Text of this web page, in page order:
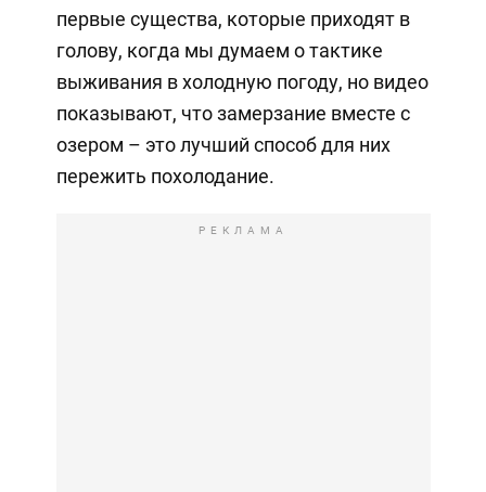
первые существа, которые приходят в
голову, когда мы думаем о тактике
выживания в холодную погоду, но видео
показывают, что замерзание вместе с
озером – это лучший способ для них
пережить похолодание.
РЕКЛАМА